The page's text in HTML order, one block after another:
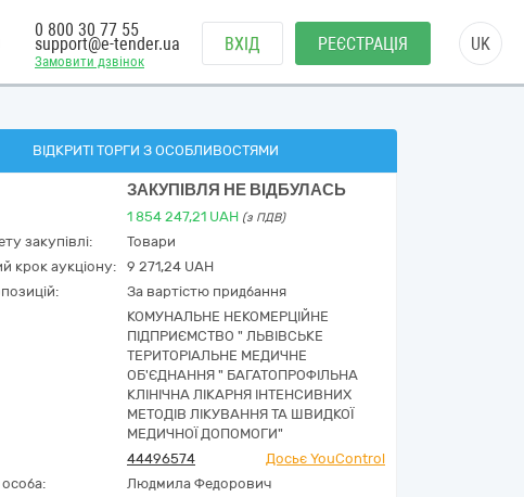
Замовити дзвінок
0 800 30 77 55
support@e-tender.ua ВХІД РЕЄСТРАЦІЯ UK
ВІДКРИТІ ТОРГИ З ОСОБЛИВОСТЯМИ
ЗАКУПІВЛЯ НЕ ВІДБУЛАСЬ
1 854 247,21 UAH (з ПДВ)
закупівлі:
Товари
крок аукціону:
9 271,24 UAH
За вартістю придбання
КОМУНАЛЬНЕ НЕКОМЕРЦІЙНЕ
ПІДПРИЄМСТВО " ЛЬВІВСЬКЕ
ТЕРИТОРІАЛЬНЕ МЕДИЧНЕ
ОБ'ЄДНАННЯ " БАГАТОПРОФІЛЬНА
КЛІНІЧНА ЛІКАРНЯ ІНТЕНСИВНИХ
МЕТОДІВ ЛІКУВАННЯ ТА ШВИДКОЇ
МЕДИЧНОЇ ДОПОМОГИ"
44496574
Досьє YouControl
Людмила Федорович